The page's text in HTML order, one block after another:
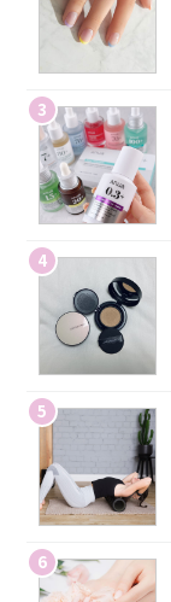
3
4
5
6